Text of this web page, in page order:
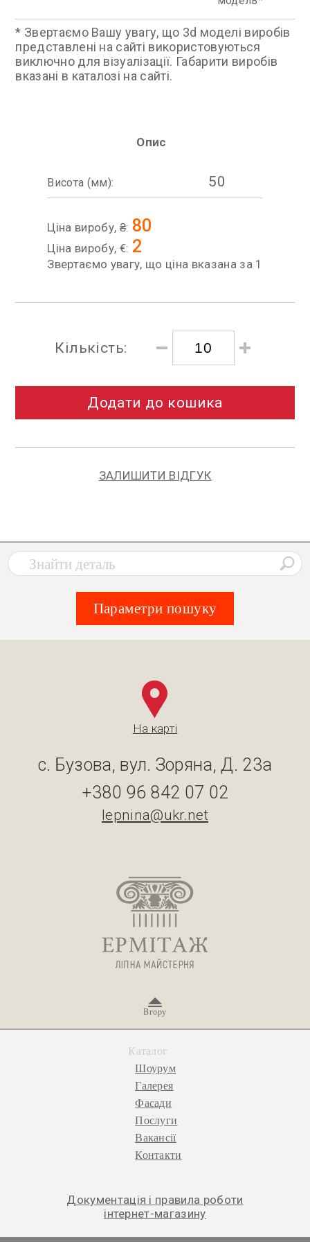
* Звертаємо Вашу увагу, що 3d моделі виробів
представлені на сайті використовуються
виключно для візуалізації. Габарити виробів
вказані в каталозі на сайті.
Опис
Висота (мм): 50
Ціна виробу, ₴: 80
Ціна виробу, €: 2
Звертаємо увагу, що ціна вказана за 1
Кількість:
Додати до кошика
ЗАЛИШИТИ ВІДГУК
Параметри пошуку
На карті
с. Бузова, вул. Зоряна, Д. 23а
+380 96 842 07 02
lepnina@ukr.net
Вгору
Каталог
Шоурум
Галерея
Фасади
Послуги
Вакансії
Контакти
Документація і правила роботи
інтернет-магазину